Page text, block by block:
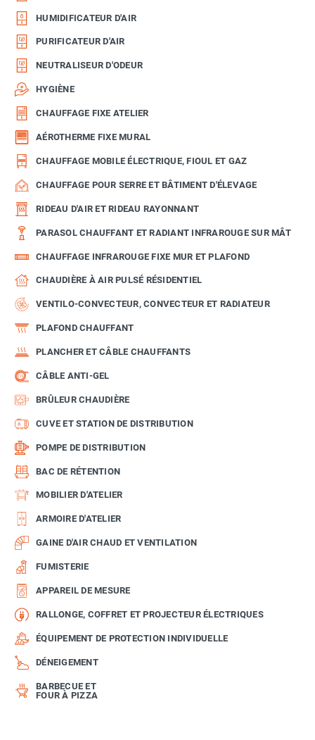
HUMIDIFICATEUR D'AIR
PURIFICATEUR D'AIR
NEUTRALISEUR D'ODEUR
HYGIÈNE
CHAUFFAGE FIXE ATELIER
AÉROTHERME FIXE MURAL
CHAUFFAGE MOBILE ÉLECTRIQUE, FIOUL ET GAZ
CHAUFFAGE POUR SERRE ET BÂTIMENT D'ÉLEVAGE
RIDEAU D'AIR ET RIDEAU RAYONNANT
PARASOL CHAUFFANT ET RADIANT INFRAROUGE SUR MÂT
CHAUFFAGE INFRAROUGE FIXE MUR ET PLAFOND
CHAUDIÈRE À AIR PULSÉ RÉSIDENTIEL
VENTILO-CONVECTEUR, CONVECTEUR ET RADIATEUR
PLAFOND CHAUFFANT
PLANCHER ET CÂBLE CHAUFFANTS
CÂBLE ANTI-GEL
BRÛLEUR CHAUDIÈRE
CUVE ET STATION DE DISTRIBUTION
POMPE DE DISTRIBUTION
BAC DE RÉTENTION
MOBILIER D'ATELIER
ARMOIRE D'ATELIER
GAINE D'AIR CHAUD ET VENTILATION
FUMISTERIE
APPAREIL DE MESURE
RALLONGE, COFFRET ET PROJECTEUR ÉLECTRIQUES
ÉQUIPEMENT DE PROTECTION INDIVIDUELLE
DÉNEIGEMENT
BARBECUE ET
FOUR À PIZZA